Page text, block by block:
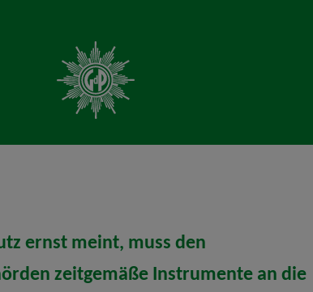
ernst meint, muss den
zeitgemäße Instrumente an die